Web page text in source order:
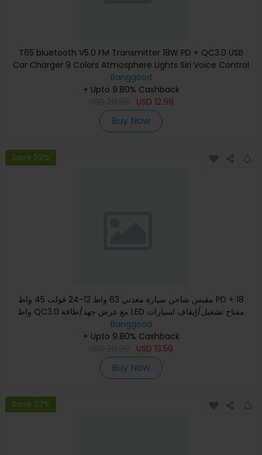
T65 bluetooth V5.0 FM Transmitter 18W PD + QC3.0 USB
Car Charger 9 Colors Atmosphere Lights Siri Voice Control
Hands-fre
Banggood
+ Upto 9.80% Cashback
USD 12.99
Buy Now
Save 52%
مقبس شاحن سيارة معدني 63 واط 12-24 فولت 45 واط PD + 18
واط QC3.0 مع عرض جهد/طاقة LED مفتاح تشغيل/إيقاف لسيارات
الدفع الر
Banggood
+ Upto 9.80% Cashback
USD 13.59
Buy Now
Save 23%